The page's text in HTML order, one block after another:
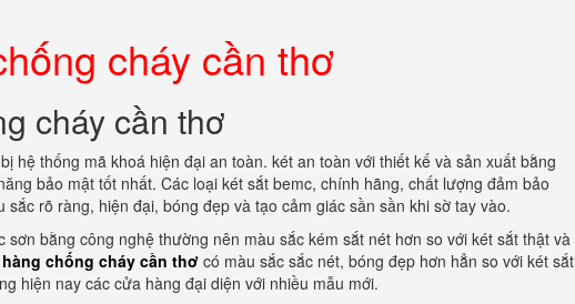
cháy cần thơ
cháy cần thơ
hệ thống mã khoá hiện đại an toàn. két an toàn với thiết kế và sản xuất bằng
bảo mật tốt nhất. Các loại két sắt bemc, chính hãng, chất lượng đảm bảo
rõ ràng, hiện đại, bóng đẹp và tạo cảm giác sần sần khi sờ tay vào.
bằng công nghệ thường nên màu sắc kém sắt nét hơn so với két sắt thật và
chống cháy cần thơ có màu sắc sắc nét, bóng đẹp hơn hẳn so với két sắt
hiện nay các cửa hàng đại diện với nhiều mẫu mới.